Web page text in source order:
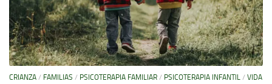
CRIANZA / FAMILIAS / PSICOTERAPIA FAMILIAR / PSICOTERAPIA INFANTIL / VIDA